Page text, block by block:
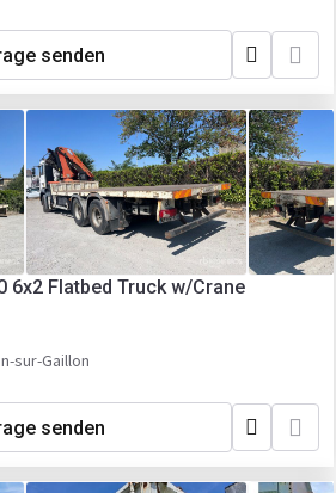
senden
6x2 Flatbed Truck w/Crane
sur-Gaillon
senden